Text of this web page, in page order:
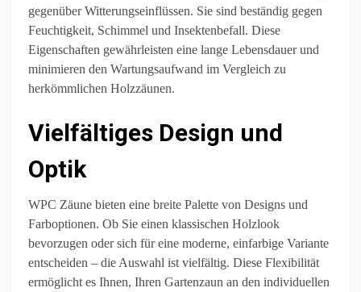
gegenüber Witterungseinflüssen. Sie sind beständig gegen
Feuchtigkeit, Schimmel und Insektenbefall. Diese
Eigenschaften gewährleisten eine lange Lebensdauer und
minimieren den Wartungsaufwand im Vergleich zu
herkömmlichen Holzzäunen.
Vielfältiges Design und
Optik
WPC Zäune bieten eine breite Palette von Designs und
Farboptionen. Ob Sie einen klassischen Holzlook
bevorzugen oder sich für eine moderne, einfarbige Variante
entscheiden – die Auswahl ist vielfältig. Diese Flexibilität
ermöglicht es Ihnen, Ihren Gartenzaun an den individuellen